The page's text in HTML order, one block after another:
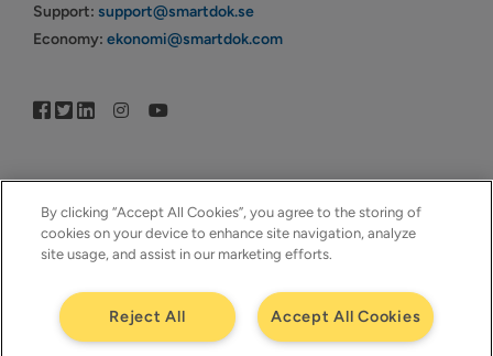
Support: support@smartdok.se
Economy: ekonomi@smartdok.com
© Copyright 2005–2026 | © SmartDok © Visma | All Rights
Reserved | ™SmartDok – Ett företag i ™Visma
By clicking “Accept All Cookies”, you agree to the storing of
cookies on your device to enhance site navigation, analyze
site usage, and assist in our marketing efforts.
Accept All Cookies
Reject All